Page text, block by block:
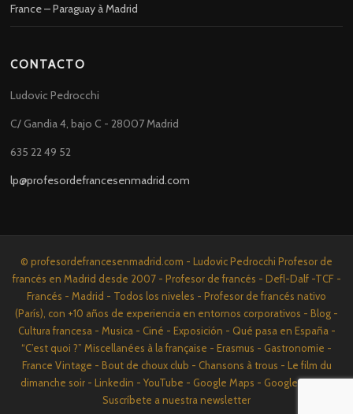
France – Paraguay à Madrid
CONTACTO
Ludovic Pedrocchi
C/ Gandia 4, bajo C - 28007 Madrid
635 22 49 52
lp@profesordefrancesenmadrid.com
© profesordefrancesenmadrid.com - Ludovic Pedrocchi Profesor de
francés en Madrid desde 2007 - Profesor de francés - Defl-Dalf -TCF -
Francés - Madrid - Todos los niveles - Profesor de francés nativo
(París), con +10 años de experiencia en entornos corporativos - Blog -
Cultura francesa - Musica - Ciné - Exposición - Qué pasa en España -
“C’est quoi ?” Miscellanées à la française - Erasmus - Gastronomie -
France Vintage - Bout de choux club - Chansons à trous - Le film du
dimanche soir - Linkedin - YouTube - Google Maps - Google News -
Suscríbete a nuestra newsletter